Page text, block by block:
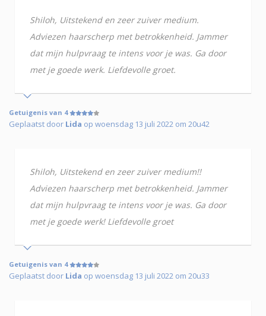
Shiloh, Uitstekend en zeer zuiver medium.
Adviezen haarscherp met betrokkenheid. Jammer
dat mijn hulpvraag te intens voor je was. Ga door
met je goede werk. Liefdevolle groet.
Getuigenis van 4
Geplaatst door Lida op woensdag 13 juli 2022 om 20u42
Shiloh, Uitstekend en zeer zuiver medium!!
Adviezen haarscherp met betrokkenheid. Jammer
dat mijn hulpvraag te intens voor je was. Ga door
met je goede werk! Liefdevolle groet
Getuigenis van 4
Geplaatst door Lida op woensdag 13 juli 2022 om 20u33